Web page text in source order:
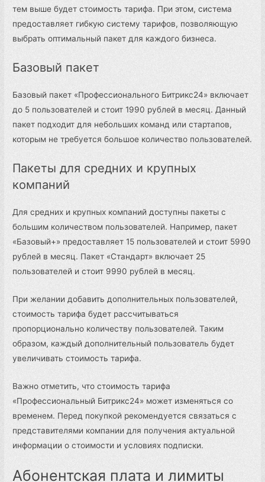
тем выше будет стоимость тарифа. При этом, система
предоставляет гибкую систему тарифов, позволяющую
выбрать оптимальный пакет для каждого бизнеса.
Базовый пакет
Базовый пакет «Профессионального Битрикс24» включает
до 5 пользователей и стоит 1990 рублей в месяц. Данный
пакет подходит для небольших команд или стартапов,
которым не требуется большое количество пользователей.
Пакеты для средних и крупных
компаний
Для средних и крупных компаний доступны пакеты с
большим количеством пользователей. Например, пакет
«Базовый+» предоставляет 15 пользователей и стоит 5990
рублей в месяц. Пакет «Стандарт» включает 25
пользователей и стоит 9990 рублей в месяц.
При желании добавить дополнительных пользователей,
стоимость тарифа будет рассчитываться
пропорционально количеству пользователей. Таким
образом, каждый дополнительный пользователь будет
увеличивать стоимость тарифа.
Важно отметить, что стоимость тарифа
«Профессиональный Битрикс24» может изменяться со
временем. Перед покупкой рекомендуется связаться с
представителями компании для получения актуальной
информации о стоимости и условиях подписки.
Абонентская плата и лимиты